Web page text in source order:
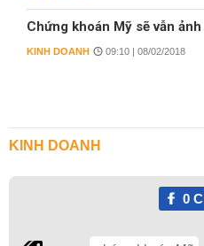
Chứng khoán Mỹ sẽ vẫn
KINH DOANH 09:10 | 08/02/2018
KINH DOANH
0